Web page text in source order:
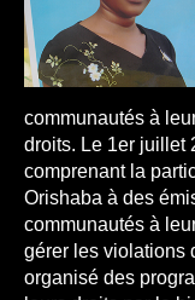
communautés à
droits. Le 1er juillet
comprenant la
Orishaba à des
communautés à
gérer les violations
organisé des